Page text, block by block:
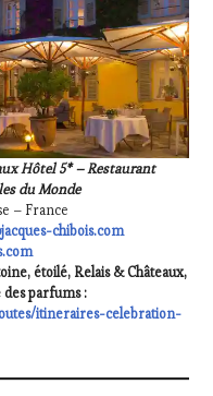
Hôtel 5* – Restaurant
du Monde
– France
chibois.com
étoilé, Relais & Châteaux,
des parfums :
itineraires-celebration-